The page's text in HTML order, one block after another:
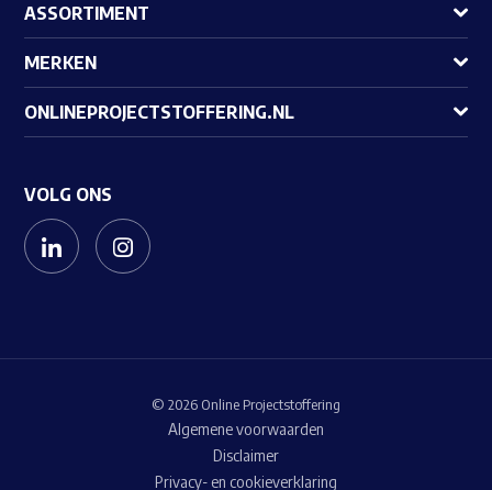
ASSORTIMENT
MERKEN
ONLINEPROJECTSTOFFERING.NL
VOLG ONS
© 2026 Online Projectstoffering
Algemene voorwaarden
Disclaimer
Privacy- en cookieverklaring